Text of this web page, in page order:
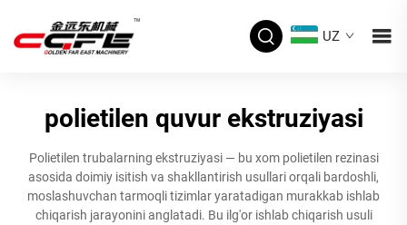
UZ
polietilen quvur ekstruziyasi
Polietilen trubalarning ekstruziyasi — bu xom polietilen rezinasi
asosida doimiy isitish va shakllantirish usullari orqali bardoshli,
moslashuvchan tarmoqli tizimlar yaratadigan murakkab ishlab
chiqarish jarayonini anglatadi. Bu ilg'or ishlab chiqarish usuli